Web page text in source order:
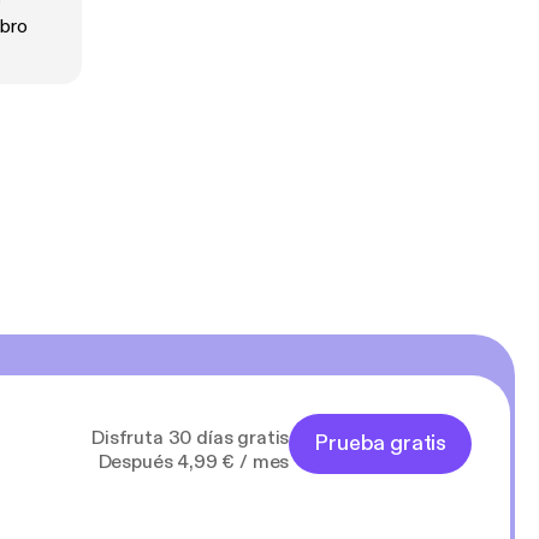
Disfruta 30 días gratis
Después 4,99 € / mes
Prueba gratis